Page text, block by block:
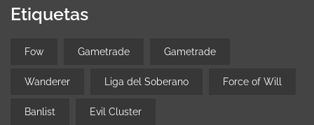
Etiquetas
Fow Gametrade Gametrade
Wanderer Liga del Soberano Force of Will
Banlist Evil Cluster